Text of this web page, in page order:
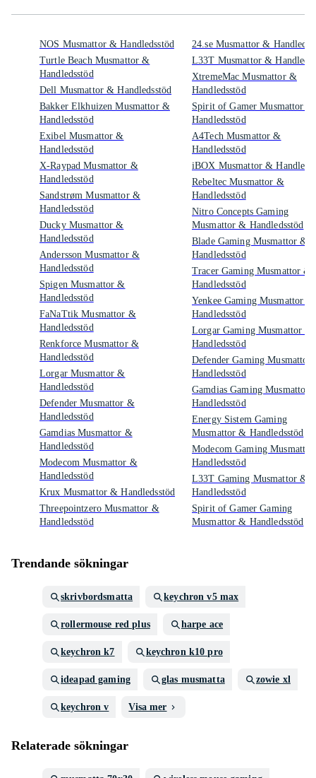
NOS Musmattor & Handledsstöd
Turtle Beach Musmattor &
Handledsstöd
Dell Musmattor & Handledsstöd
Bakker Elkhuizen Musmattor &
Handledsstöd
Exibel Musmattor &
Handledsstöd
X-Raypad Musmattor &
Handledsstöd
Sandstrøm Musmattor &
Handledsstöd
Ducky Musmattor &
Handledsstöd
Andersson Musmattor &
Handledsstöd
Spigen Musmattor &
Handledsstöd
FaNaTtik Musmattor &
Handledsstöd
Renkforce Musmattor &
Handledsstöd
Lorgar Musmattor &
Handledsstöd
Defender Musmattor &
Handledsstöd
Gamdias Musmattor &
Handledsstöd
Modecom Musmattor &
Handledsstöd
Krux Musmattor & Handledsstöd
Threepointzero Musmattor &
Handledsstöd
24.se Musmattor &
L33T Musmattor &
XtremeMac Musmattor &
Handledsstöd
Spirit of Gamer Musmattor &
Handledsstöd
A4Tech Musmattor &
Handledsstöd
iBOX Musmattor &
Rebeltec Musmattor &
Handledsstöd
Nitro Concepts Gaming
Musmattor & Handledsstöd
Blade Gaming Musmattor &
Handledsstöd
Tracer Gaming Musmattor &
Handledsstöd
Yenkee Gaming Musmattor &
Handledsstöd
Lorgar Gaming Musmattor &
Handledsstöd
Defender Gaming Musmattor
Handledsstöd
Gamdias Gaming Musmattor
Handledsstöd
Energy Sistem Gaming
Musmattor & Handledsstöd
Modecom Gaming
Handledsstöd
L33T Gaming Musmattor &
Handledsstöd
Spirit of Gamer Gaming
Musmattor & Handledsstöd
Trendande sökningar
skrivbordsmatta keychron v5 max
rollermouse red plus harpe ace
keychron k7 keychron k10 pro
ideapad gaming glas musmatta zowie xl
keychron v Visa mer
Relaterade sökningar